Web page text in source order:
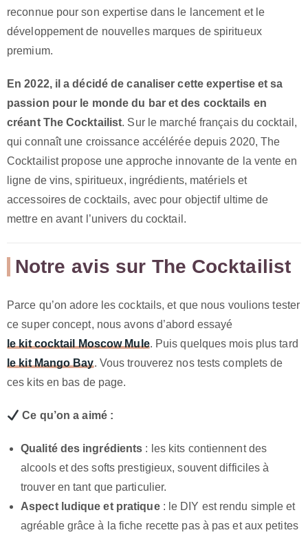
reconnue pour son expertise dans le lancement et le
développement de nouvelles marques de spiritueux
premium.
En 2022, il a décidé de canaliser cette expertise et sa
passion pour le monde du bar et des cocktails en
créant The Cocktailist. Sur le marché français du cocktail,
qui connaît une croissance accélérée depuis 2020, The
Cocktailist propose une approche innovante de la vente en
ligne de vins, spiritueux, ingrédients, matériels et
accessoires de cocktails, avec pour objectif ultime de
mettre en avant l’univers du cocktail.
Notre avis sur The Cocktailist
Parce qu’on adore les cocktails, et que nous voulions tester
ce super concept, nous avons d’abord essayé
le kit cocktail Moscow Mule. Puis quelques mois plus tard
le kit Mango Bay. Vous trouverez nos tests complets de
ces kits en bas de page.
Ce qu’on a aimé :
Qualité des ingrédients : les kits contiennent des
alcools et des softs prestigieux, souvent difficiles à
trouver en tant que particulier.
Aspect ludique et pratique: le DIY est rendu simple et
agréable grâce à la fiche recette pas à pas et aux petites